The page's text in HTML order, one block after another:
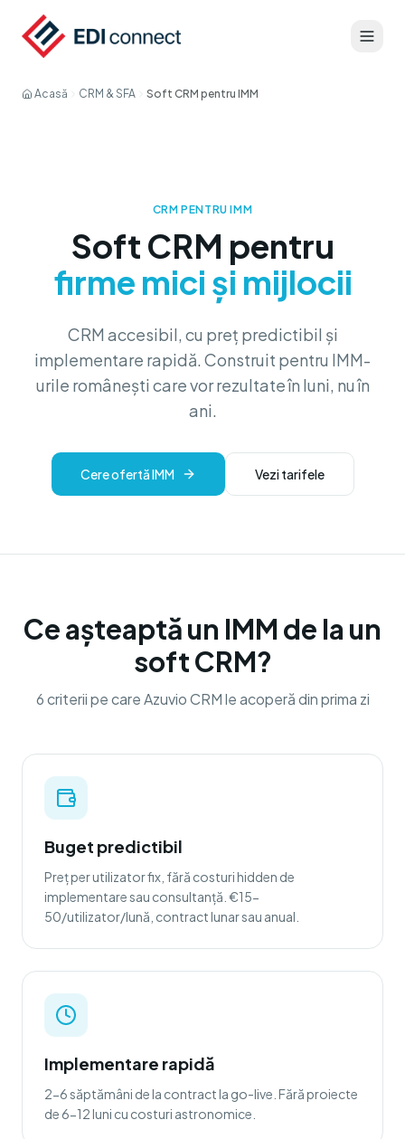
Acasă CRM & SFA Soft CRM pentru IMM
CRM PENTRU IMM
Soft CRM pentru
firme mici și mijlocii
CRM accesibil, cu preț predictibil și
implementare rapidă. Construit pentru IMM-
urile românești care vor rezultate în luni, nu în
ani.
Cere ofertă IMM Vezi tarifele
Ce așteaptă un IMM de la un
soft CRM?
6 criterii pe care Azuvio CRM le acoperă din prima zi
Buget predictibil
Preț per utilizator fix, fără costuri hidden de
implementare sau consultanță. €15-
50/utilizator/lună, contract lunar sau anual.
Implementare rapidă
2-6 săptămâni de la contract la go-live. Fără proiecte
de 6-12 luni cu costuri astronomice.